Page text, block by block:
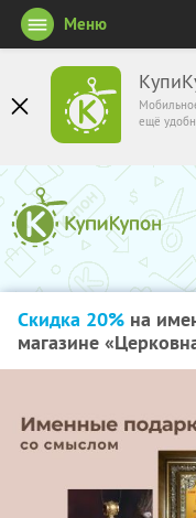
ещё
Меню
Скидка 20% на
магазине